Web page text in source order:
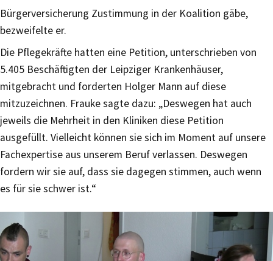
Bürgerversicherung Zustimmung in der Koalition gäbe,
bezweifelte er.
Die Pflegekräfte hatten eine Petition, unterschrieben von
5.405 Beschäftigten der Leipziger Krankenhäuser,
mitgebracht und forderten Holger Mann auf diese
mitzuzeichnen. Frauke sagte dazu: „Deswegen hat auch
jeweils die Mehrheit in den Kliniken diese Petition
ausgefüllt. Vielleicht können sie sich im Moment auf unsere
Fachexpertise aus unserem Beruf verlassen. Deswegen
fordern wir sie auf, dass sie dagegen stimmen, auch wenn
es für sie schwer ist.“